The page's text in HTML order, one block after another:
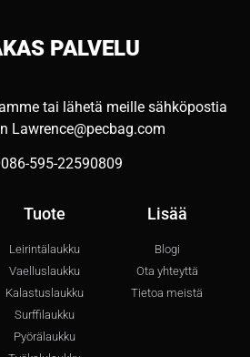
PALVELU
tai lähetä meille sähköpostia
Lawrence@pecbag.com
595-22590809
Tuote
Leirintälaukku
Vaelluslaukku
Kalastuslaukku
Surffilaukku
Pyörälaukku
Lisää
Blogi
Ota yhteyttä
Tietoa meistä